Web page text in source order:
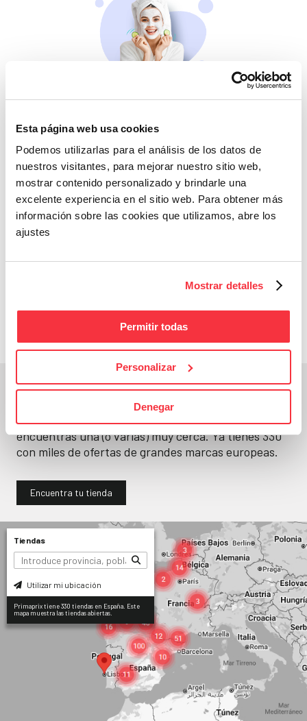
Esta página web usa cookies
Podemos utilizarlas para el análisis de los datos de
nuestros visitantes, para mejorar nuestro sitio web,
mostrar contenido personalizado y brindarle una
excelente experiencia en el sitio web. Para obtener más
información sobre las cookies que utilizamos, abre los
ajustes
Mostrar detalles
Permitir todas
Personalizar
Denegar
Belleza
Si no te mimas tú…
Adelántate a todos y
En un segundo, la encuentras.
No paramos de abrirtiendas. Seguro que
encuentras una (o varias) muy cerca. Ya tienes330
con miles de ofertas de grandes marcas europeas.
Encuentra tu tienda
Tiendas
Utilizar mi ubicación
Primaprix tiene 330 tiendas en España. Este
mapa muestra las tiendas abiertas.